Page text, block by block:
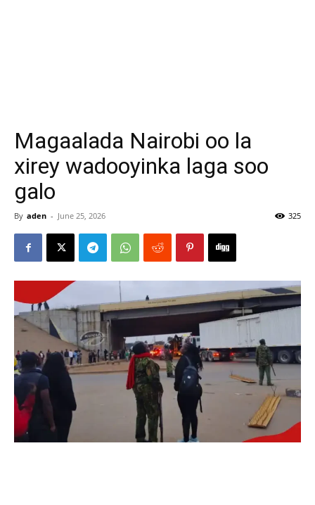
Magaalada Nairobi oo la
xirey wadooyinka laga soo
galo
By aden - June 25, 2026 325